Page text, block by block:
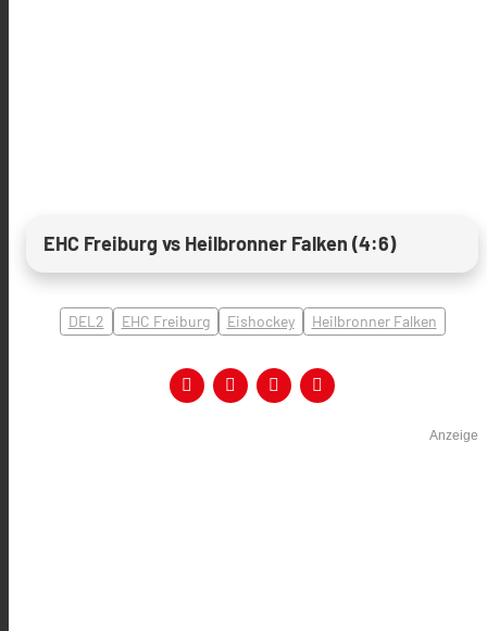
EHC Freiburg vs Heilbronner Falken (4:6)
DEL2 EHC Freiburg Eishockey Heilbronner Falken
Anzeige